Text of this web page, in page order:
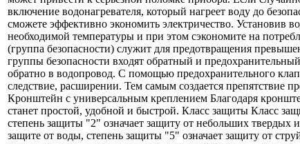
включение водонагревателя, который нагреет воду до
сможете эффективно экономить электричество. Установив
необходимой температуры и при этом сэкономите на
(группа безопасности) служит для предотвращения
группы безопасности входят обратный и
обратно в водопровод. С помощью предохранительного
следствие, расширении. Тем самым создается препятствие
Кронштейн с универсальным креплением Благодаря
станет простой, удобной и быстрой. Класс защиты Класс
степень защиты "2" означает защиту от небольших
защите от воды, степень защиты "5" означает защиту от